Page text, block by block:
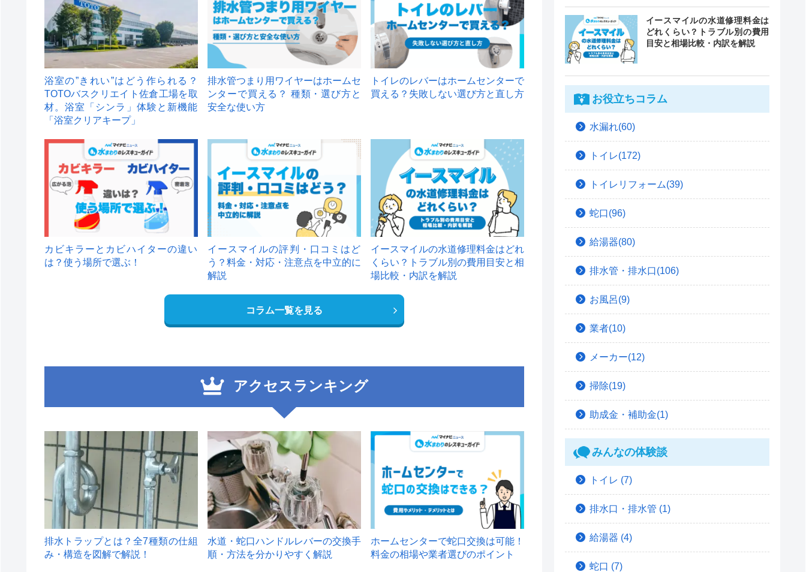
浴室の”きれい”はどう作られる？
TOTOバスクリエイト佐倉工場を取
材。浴室「シンラ」体験と新機能
「浴室クリアキープ」
排水管つまり用ワイヤーはホームセ
ンターで買える？ 種類・選び方と
安全な使い方
トイレのレバーはホームセンターで
買える？失敗しない選び方と直し方
カビキラーとカビハイターの違い
は？使う場所で選ぶ！
イースマイルの評判・口コミはど
う？料金・対応・注意点を中立的に
解説
イースマイルの水道修理料金はどれ
くらい？トラブル別の費用目安と相
場比較・内訳を解説
コラム一覧を見る
アクセスランキング
1
排水トラップとは？全7種類の仕組
み・構造を図解で解説！
2
水道・蛇口ハンドルレバーの交換手
順・方法を分かりやすく解説
ホームセンターで蛇口交換は可能！
料金の相場や業者選びのポイント
イースマイルの水道修理料金は
どれくらい？トラブル別の費用
目安と相場比較・内訳を解説
お役立ちコラム
水漏れ(60)
トイレ(172)
トイレリフォーム(39)
蛇口(96)
給湯器(80)
排水管・排水口(106)
お風呂(9)
業者(10)
メーカー(12)
掃除(19)
助成金・補助金(1)
みんなの体験談
トイレ (7)
排水口・排水管 (1)
給湯器 (4)
蛇口 (7)